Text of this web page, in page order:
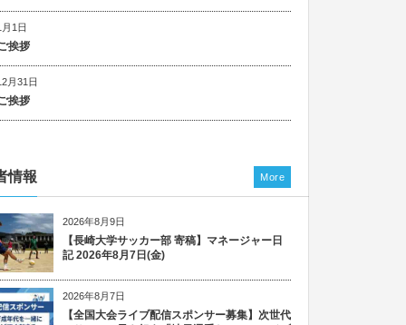
1日
挨拶
月31日
挨拶
情報
2026年8月9日
【長崎大学サッカー部 寄稿】マネージャー日
記 2026年8月7日(金)
2026年8月7日
【全国大会ライブ配信スポンサー募集】次世代
More